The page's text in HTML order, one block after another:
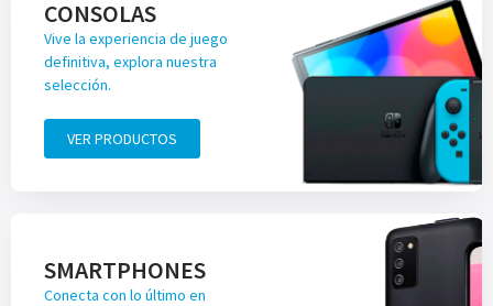
CONSOLAS
Vive la experiencia de juego
definitiva, explora nuestra
selección.
VER PRODUCTOS
SMARTPHONES
Conecta con lo último en